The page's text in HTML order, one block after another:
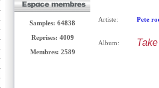
Samples: 64838
Reprises: 4009
Membres: 2589
Artiste: Pete
Album: